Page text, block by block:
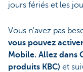
jours fériés et les
Vous n'avez pas
vous pouvez
Mobile. Allez dans
produits KBC) et